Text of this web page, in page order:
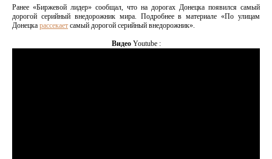
Ранее «Биржевой лидер» сообщал, что на дорогах Донецка появился самый
дорогой серийный внедорожник мира. Подробнее в материале «По улицам
Донецка рассекает самый дорогой серийный внедорожник».
ВидеоYoutube :